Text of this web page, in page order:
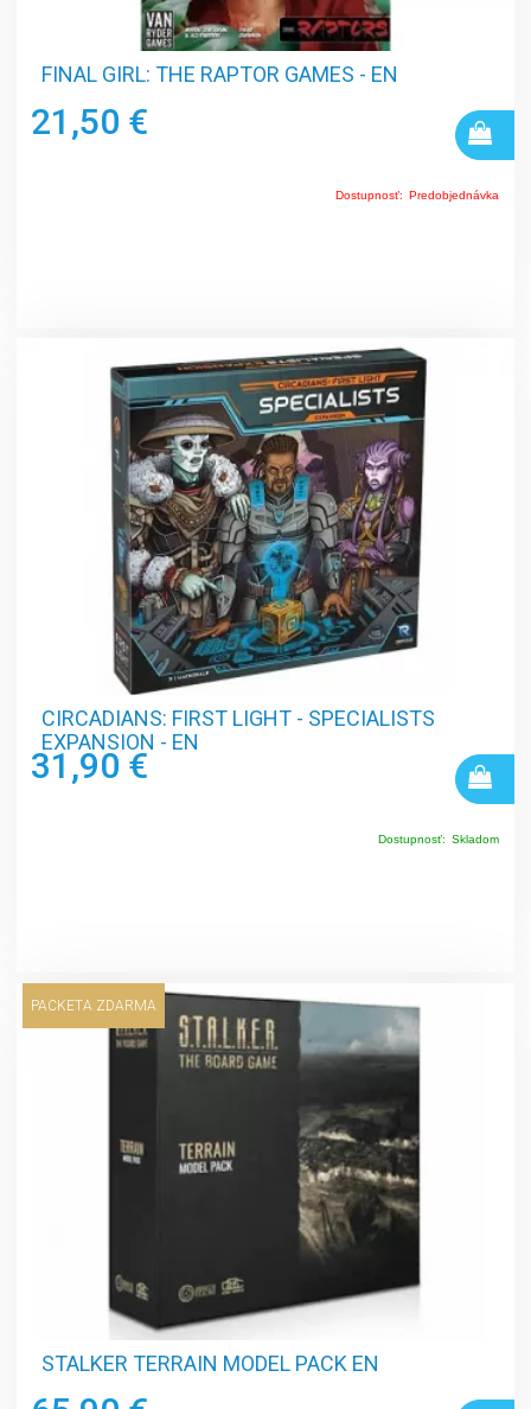
FINAL GIRL: THE RAPTOR GAMES - EN
21,50 €
Dostupnosť: Predobjednávka
CIRCADIANS: FIRST LIGHT - SPECIALISTS
EXPANSION - EN
31,90 €
Dostupnosť: Skladom
PACKETA ZDARMA
STALKER TERRAIN MODEL PACK EN